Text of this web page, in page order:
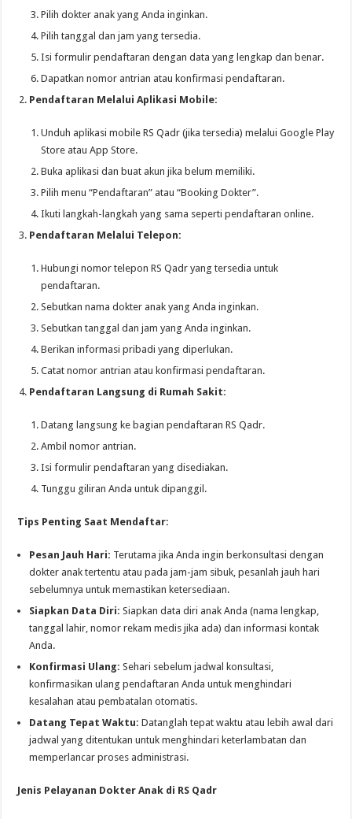
Pilih dokter anak yang Anda inginkan.
Pilih tanggal dan jam yang tersedia.
Isi formulir pendaftaran dengan data yang lengkap dan benar.
Dapatkan nomor antrian atau konfirmasi pendaftaran.
Pendaftaran Melalui Aplikasi Mobile:
Unduh aplikasi mobile RS Qadr (jika tersedia) melalui Google Play
Store atau App Store.
Buka aplikasi dan buat akun jika belum memiliki.
Pilih menu “Pendaftaran” atau “Booking Dokter”.
Ikuti langkah-langkah yang sama seperti pendaftaran online.
Pendaftaran Melalui Telepon:
Hubungi nomor telepon RS Qadr yang tersedia untuk
pendaftaran.
Sebutkan nama dokter anak yang Anda inginkan.
Sebutkan tanggal dan jam yang Anda inginkan.
Berikan informasi pribadi yang diperlukan.
Catat nomor antrian atau konfirmasi pendaftaran.
Pendaftaran Langsung di Rumah Sakit:
Datang langsung ke bagian pendaftaran RS Qadr.
Ambil nomor antrian.
Isi formulir pendaftaran yang disediakan.
Tunggu giliran Anda untuk dipanggil.
Tips Penting Saat Mendaftar:
Pesan Jauh Hari: Terutama jika Anda ingin berkonsultasi dengan
dokter anak tertentu atau pada jam-jam sibuk, pesanlah jauh hari
sebelumnya untuk memastikan ketersediaan.
Siapkan Data Diri: Siapkan data diri anak Anda (nama lengkap,
tanggal lahir, nomor rekam medis jika ada) dan informasi kontak
Anda.
Konfirmasi Ulang: Sehari sebelum jadwal konsultasi,
konfirmasikan ulang pendaftaran Anda untuk menghindari
kesalahan atau pembatalan otomatis.
Datang Tepat Waktu: Datanglah tepat waktu atau lebih awal dari
jadwal yang ditentukan untuk menghindari keterlambatan dan
memperlancar proses administrasi.
Jenis Pelayanan Dokter Anak di RS Qadr